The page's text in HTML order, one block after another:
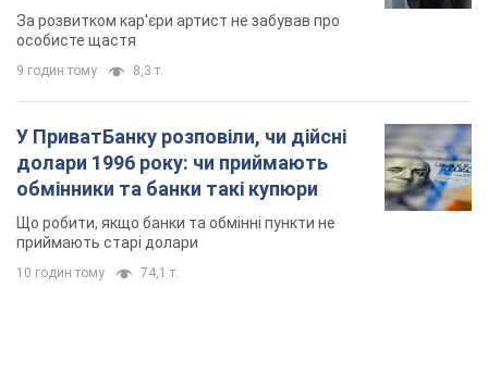
мають
За розвитком кар'єри артист не забував про
особисте щастя
9 годин тому 8,3 т.
У ПриватБанку розповіли, чи дійсні
долари 1996 року: чи приймають
обмінники та банки такі купюри
Що робити, якщо банки та обмінні пункти не
приймають старі долари
10 годин тому 74,1 т.